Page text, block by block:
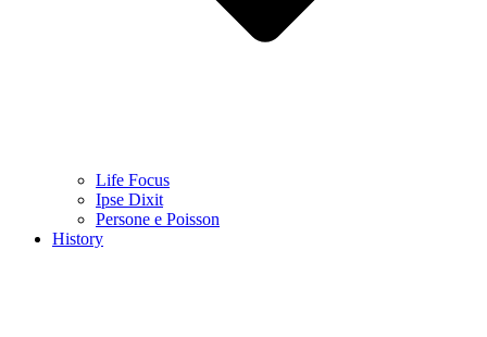
Life Focus
Ipse Dixit
Persone e Poisson
History